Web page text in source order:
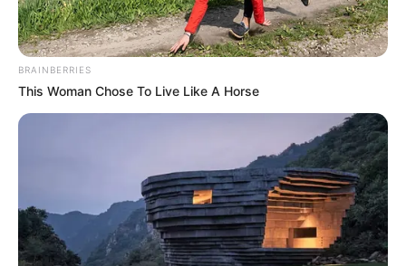
BRAINBERRIES
This Woman Chose To Live Like A Horse